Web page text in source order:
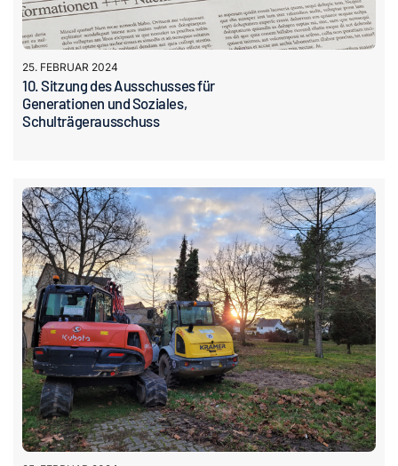
25. FEBRUAR 2024
10. Sitzung des Ausschusses für
Generationen und Soziales,
Schulträgerausschuss